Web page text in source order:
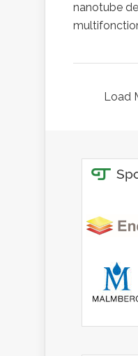
nanotube
Load